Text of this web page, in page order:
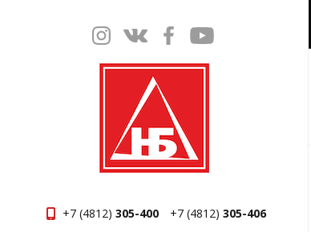
+7 (4812) 305-400 +7 (4812) 305-406